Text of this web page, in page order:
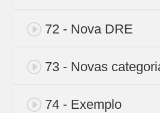
72 - Nova DRE
73 - Novas
74 - Exemplo